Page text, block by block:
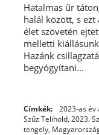
Hatalmas űr
halál között, s
élet szövetén
melletti
Hazánk
begyógyítani...
Címkék: 2023-as év
Szűz Telihold, 2023.
tengely,